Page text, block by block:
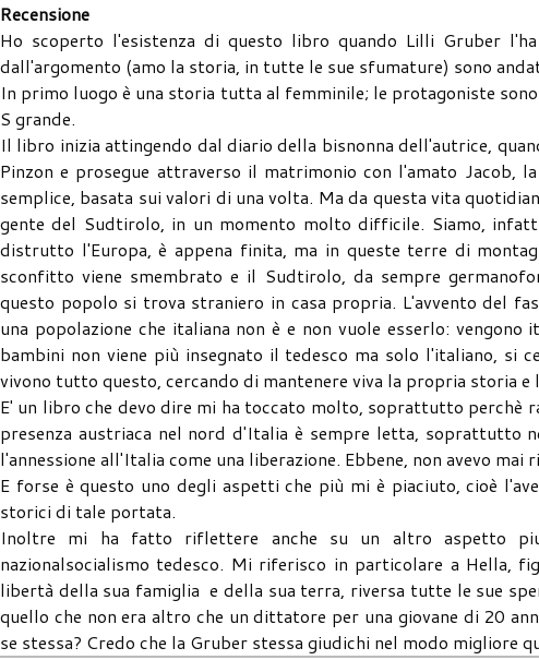
Recensione
Ho scoperto l'esistenza di questo libro quando Lilli Gruber
dall'argomento (amo la storia, in tutte le sue sfumature) sono
In primo luogo è una storia tutta al femminile; le protagoniste
S grande.
Il libro inizia attingendo dal diario della bisnonna dell'autrice,
Pinzon e prosegue attraverso il matrimonio con l'amato Jacob,
semplice, basata sui valori di una volta. Ma da questa vita
gente del Sudtirolo, in un momento molto difficile. Siamo,
distrutto l'Europa, è appena finita, ma in queste terre di
sconfitto viene smembrato e il Sudtirolo, da sempre
questo popolo si trova straniero in casa propria. L'avvento del
una popolazione che italiana non è e non vuole esserlo:
bambini non viene più insegnato il tedesco ma solo l'italiano, si
vivono tutto questo, cercando di mantenere viva la propria storia
E' un libro che devo dire mi ha toccato molto, soprattutto
presenza austriaca nel nord d'Italia è sempre letta, soprattutto
l'annessione all'Italia come una liberazione. Ebbene, non avevo
E forse è questo uno degli aspetti che più mi è piaciuto, cioè
storici di tale portata.
Inoltre mi ha fatto riflettere anche su un altro aspetto
nazionalsocialismo tedesco. Mi riferisco in particolare a Hella,
libertà della sua famiglia e della sua terra, riversa tutte le sue
quello che non era altro che un dittatore per una giovane di 20
se stessa? Credo che la Gruber stessa giudichi nel modo migliore